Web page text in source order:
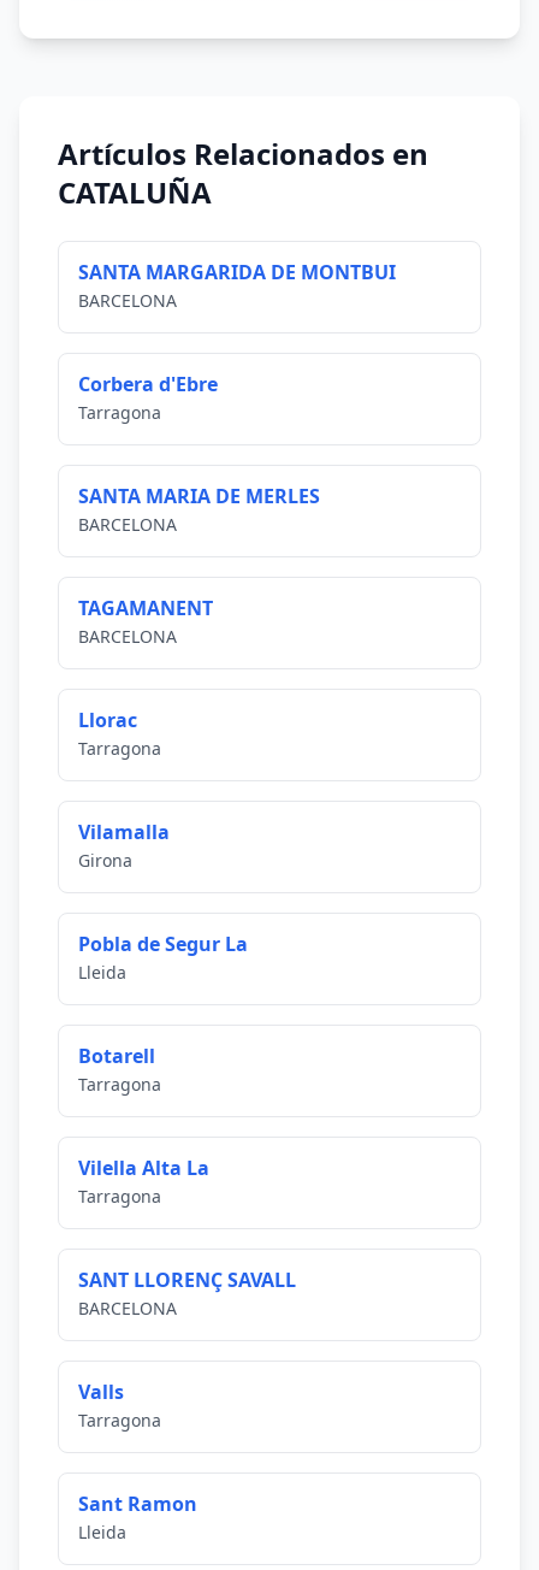
Artículos Relacionados en
CATALUÑA
SANTA MARGARIDA DE MONTBUI
BARCELONA
Corbera d'Ebre
Tarragona
SANTA MARIA DE MERLES
BARCELONA
TAGAMANENT
BARCELONA
Llorac
Tarragona
Vilamalla
Girona
Pobla de Segur La
Lleida
Botarell
Tarragona
Vilella Alta La
Tarragona
SANT LLORENÇ SAVALL
BARCELONA
Valls
Tarragona
Sant Ramon
Lleida